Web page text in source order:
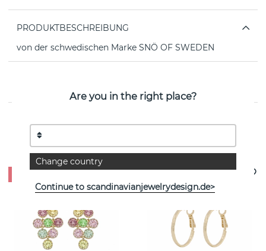
PRODUKTBESCHREIBUNG
von der schwedischen Marke SNÖ OF SWEDEN
Are you in the right place?
Change country
Continue to scandinavianjewelrydesign.de>